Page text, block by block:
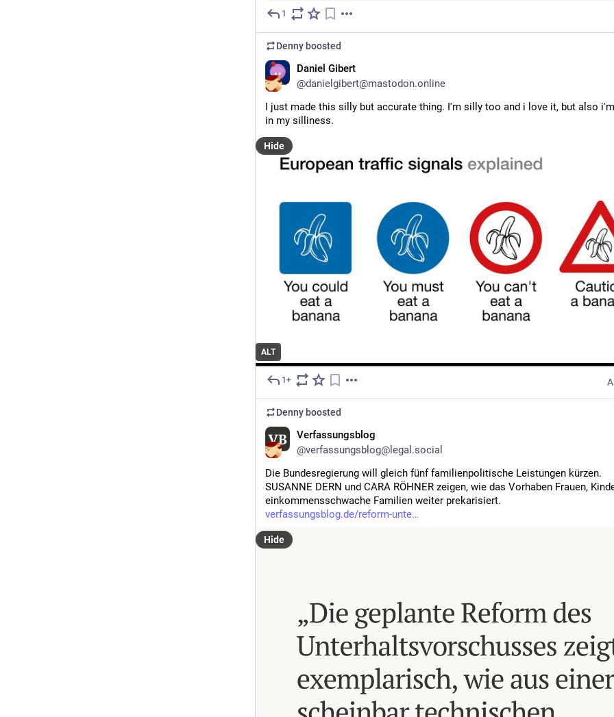
1
Denny boosted
Daniel Gibert
@danielgibert@mastodon.online
I just made this silly but accurate thing. I'm silly too and i love it, but also
in my silliness.
ALT
Hide
1+
Denny boosted
Verfassungsblog
@verfassungsblog@legal.social
Die Bundesregierung will gleich fünf familienpolitische Leistungen kürzen.
SUSANNE DERN und CARA RÖHNER zeigen, wie das Vorhaben Frauen,
einkommensschwache Familien weiter prekarisiert.
verfassungsblog.de/reform-unte
Hide